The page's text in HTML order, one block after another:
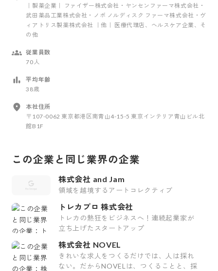
｜製薬企業｜ ファイザー株式会社・ヤンセンファーマ株式会社・
武田薬品工業株式会社・ノボ ノルディスク ファーマ株式会社・ヴ
ィアトリス製薬株式会社 ｜他｜ 医療代理店、ヘルスケア企業、そ
の他
従業員数
70人
平均年齢
38歳
本社住所
〒107-0062 東京都港区南青山4-15-5 東京インテリア青山ビル北
館B1F
この企業と同じ業界の企業
株式会社 and Jam
領域を越境するアートコレクティブ
トレカプロ 株式会社
トレカの熱狂をビジネスへ！連続起業家が
立ち上げたスタートアップ
株式会社 NOVEL
きれいな求人をつくるだけでは、人は採れ
ない。だからNOVELは、つくることと、採